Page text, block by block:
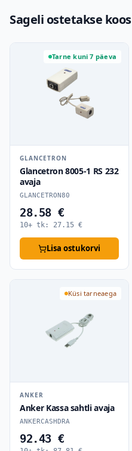
Sageli ostetakse koos
Tarne kuni 7 päeva
GLANCETRON
Glancetron 8005-1 RS 232
avaja
GLANCETRON80
28.58 €
10+ tk: 27.15 €
Lisa ostukorvi
Küsi tarneaega
ANKER
Anker Kassa sahtli avaja
ANKERCASHDRA
92.43 €